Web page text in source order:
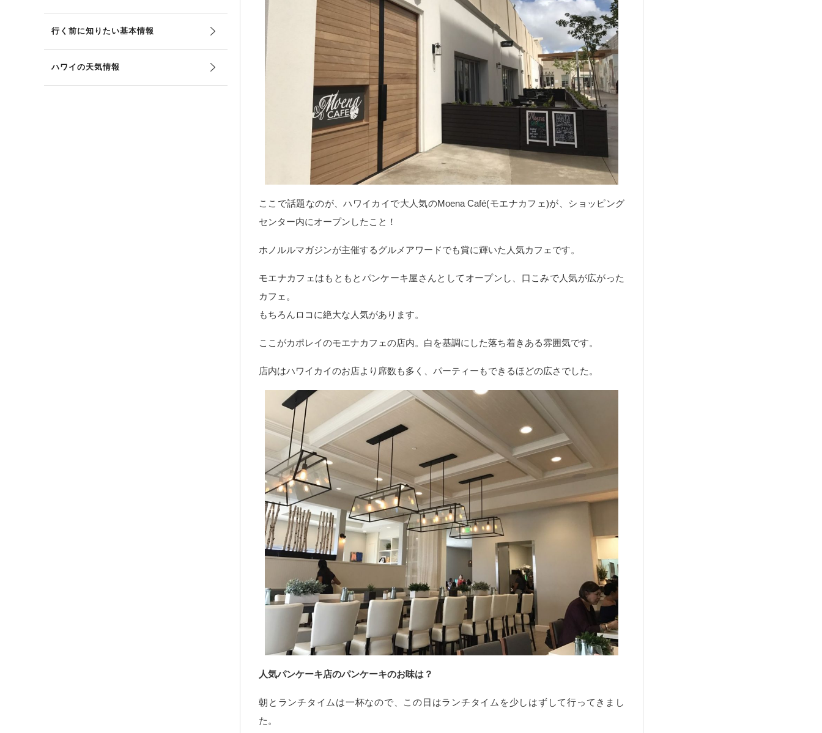
ここで話題なのが、ハワイカイで大人気のMoena Café(モエナカフェ)が、ショッピング
センター内にオープンしたこと！
ホノルルマガジンが主催するグルメアワードでも賞に輝いた人気カフェです。
モエナカフェはもともとパンケーキ屋さんとしてオープンし、口こみで人気が広がった
カフェ。
もちろんロコに絶大な人気があります。
ここがカポレイのモエナカフェの店内。白を基調にした落ち着きある雰囲気です。
店内はハワイカイのお店より席数も多く、パーティーもできるほどの広さでした。
人気パンケーキ店のパンケーキのお味は？
朝とランチタイムは一杯なので、この日はランチタイムを少しはずして行ってきまし
た。
行く前に知りたい基本情報
ハワイの天気情報